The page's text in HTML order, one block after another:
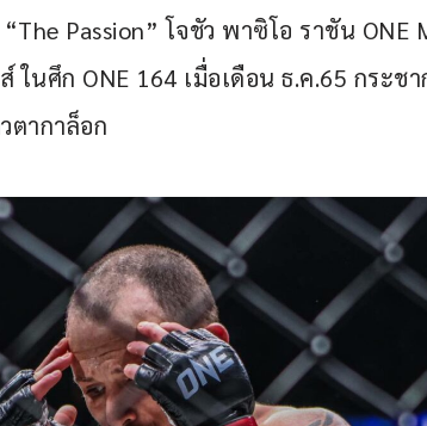
Passion” โจชัว พาซิโอ ราชัน ONE
ศึก ONE 164 เมื่อเดือน ธ.ค.65 กระชา
ตากาล็อก